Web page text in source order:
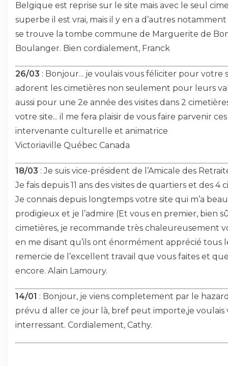
Belgique est reprise sur le site mais avec le seul
superbe il est vrai, mais il y en a d’autres
se trouve la tombe commune de Marguerite de
Boulanger. Bien cordialement, Franck
26/03 : Bonjour... je voulais vous féliciter pour votre
adorent les cimetières non seulement pour leurs
aussi pour une 2e année des visites dans 2
votre site... il me fera plaisir de vous faire parvenir
intervenante culturelle et animatrice
Victoriaville Québec Canada
18/03 : Je suis vice-président de l’Amicale des
Je fais depuis 11 ans des visites de quartiers et des
Je connais depuis longtemps votre site qui m’a
prodigieux et je l’admire (Et vous en premier, bien
cimetières, je recommande très chaleureusement
en me disant qu’ils ont énormément apprécié tous
remercie de l’excellent travail que vous faites et
encore. Alain Lamoury.
14/01 : Bonjour, je viens completement par le
prévu d aller ce jour là, bref peut importe,je
interressant. Cordialement, Cathy.